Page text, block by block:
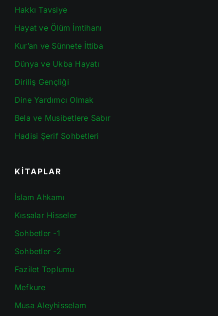
Hakkı Tavsiye
Hayat ve Ölüm İmtihanı
Kur’an ve Sünnete İttiba
Dünya ve Ukba Hayatı
Diriliş Gençliği
Dine Yardımcı Olmak
Bela ve Musibetlere Sabır
Hadisi Şerif Sohbetleri
KİTAPLAR
İslam Ahkamı
Kıssalar Hisseler
Sohbetler -1
Sohbetler -2
Fazilet Toplumu
Mefkure
Musa Aleyhisselam